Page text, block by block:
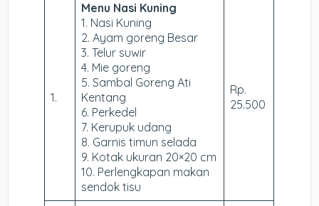
1.
Menu Nasi Kuning
1. Nasi Kuning
2. Ayam goreng Besar
3. Telur suwir
4. Mie goreng
5. Sambal Goreng Ati
Kentang
6. Perkedel
7. Kerupuk udang
8. Garnis timun selada
9. Kotak ukuran 20×20 cm
10. Perlengkapan makan
sendok tisu
Rp.
25.500